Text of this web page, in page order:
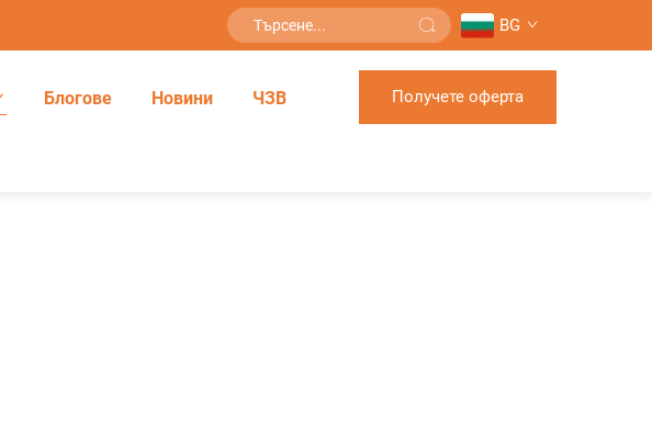
BG
Блогове Новини ЧЗВ Получете оферта